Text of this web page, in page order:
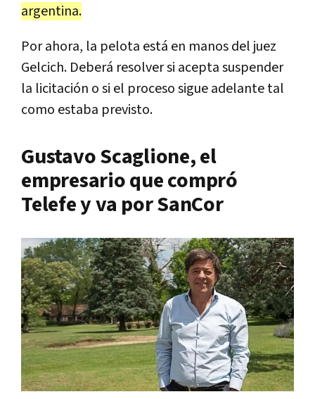
argentina.
Por ahora, la pelota está en manos del juez
Gelcich. Deberá resolver si acepta suspender
la licitación o si el proceso sigue adelante tal
como estaba previsto.
Gustavo Scaglione, el
empresario que compró
Telefe y va por SanCor